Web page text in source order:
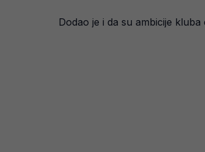
Dodao je i da su ambicije kluba